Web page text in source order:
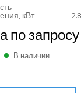
кВт 2.8
по запросу
В наличии